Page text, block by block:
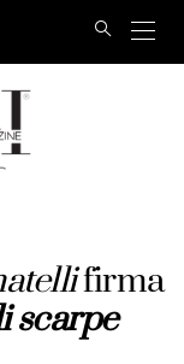
firma
scarpe